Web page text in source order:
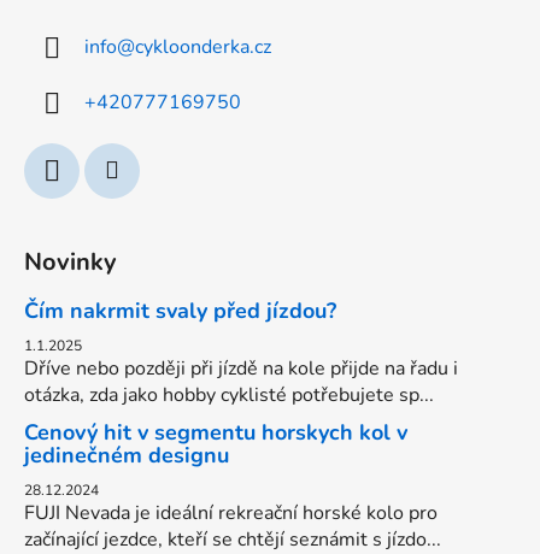
info@cykloonderka.cz
+420777169750
Novinky
Čím nakrmit svaly před jízdou?
1.1.2025
Dříve nebo později při jízdě na kole přijde na řadu i
otázka, zda jako hobby cyklisté potřebujete sp...
Cenový hit v segmentu horskych kol v
jedinečném designu
28.12.2024
FUJI Nevada je ideální rekreační horské kolo pro
začínající jezdce, kteří se chtějí seznámit s jízdo...